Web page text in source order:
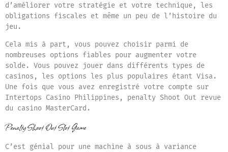
d’améliorer votre stratégie et votre technique, les
obligations fiscales et même un peu de l’histoire du
jeu.
Cela mis à part, vous pouvez choisir parmi de
nombreuses options fiables pour augmenter votre
solde. Vous pouvez jouer dans différents types de
casinos, les options les plus populaires étant Visa.
Une fois que vous avez enregistré votre compte sur
Intertops Casino Philippines, penalty Shoot Out revue
du casino MasterCard.
Penalty Shoot Out Slot Game
C’est génial pour une machine à sous à variance